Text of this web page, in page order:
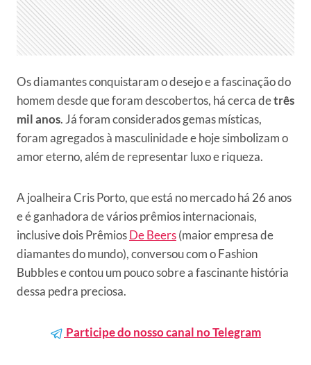
Os diamantes conquistaram o desejo e a fascinação do
homem desde que foram descobertos, há cerca detrês
mil anos. Já foram considerados gemas místicas,
foram agregados à masculinidade e hoje simbolizam o
amor eterno, além de representar luxo e riqueza.
A joalheira Cris Porto, que está no mercado há 26 anos
e é ganhadora de vários prêmios internacionais,
inclusive dois PrêmiosDe Beers(maior empresa de
diamantes do mundo), conversou com o Fashion
Bubbles e contou um pouco sobre a fascinante história
dessa pedra preciosa.
Participe do nosso canal no Telegram